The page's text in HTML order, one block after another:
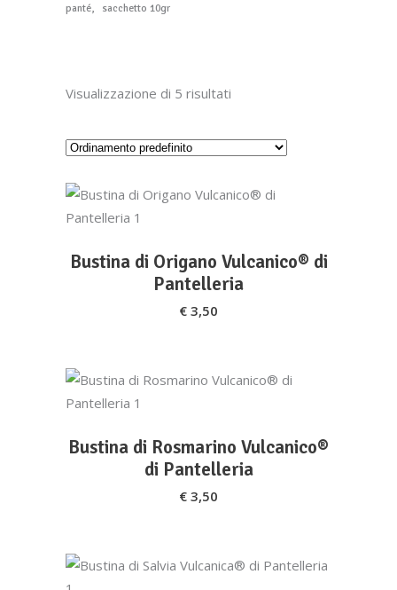
panté
sacchetto 10gr
Visualizzazione di 5 risultati
AGGIUNGI AL CARRELLO
Bustina di Origano Vulcanico® di
Pantelleria
€ 3,50
AGGIUNGI AL CARRELLO
Bustina di Rosmarino Vulcanico®
di Pantelleria
€ 3,50